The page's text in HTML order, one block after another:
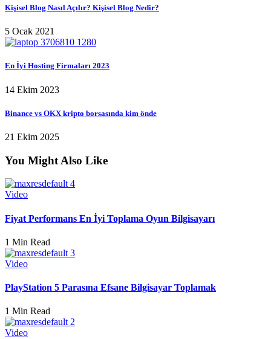
Kişisel Blog Nasıl Açılır? Kişisel Blog Nedir?
5 Ocak 2021
En İyi Hosting Firmaları 2023
14 Ekim 2023
Binance vs OKX kripto borsasında kim önde
21 Ekim 2025
You Might Also Like
Video
Fiyat Performans En İyi Toplama Oyun Bilgisayarı
1 Min Read
Video
PlayStation 5 Parasına Efsane Bilgisayar Toplamak
1 Min Read
Video